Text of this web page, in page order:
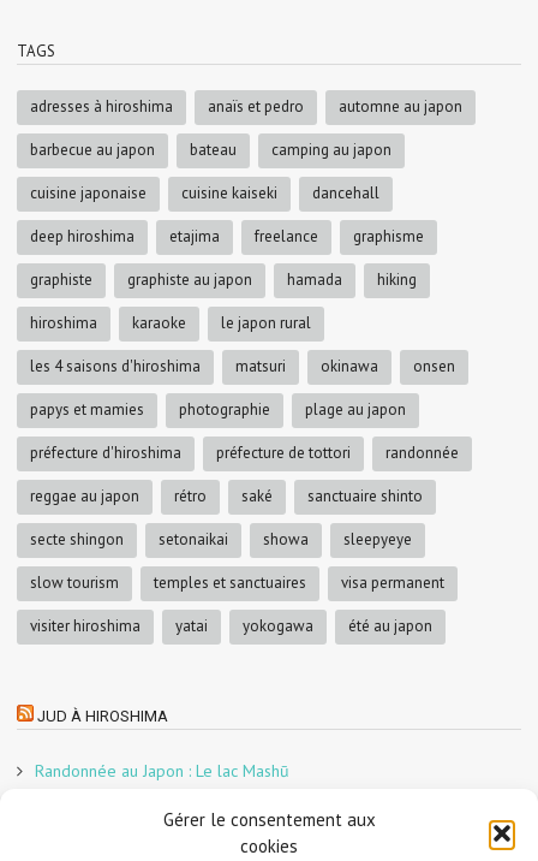
Gérer le consentement aux
cookies
TAGS
adresses à hiroshima anaïs et pedro automne au japon
barbecue au japon bateau camping au japon
cuisine japonaise cuisine kaiseki dancehall
deep hiroshima etajima freelance graphisme
graphiste graphiste au japon hamada hiking
hiroshima karaoke le japon rural
les 4 saisons d'hiroshima matsuri okinawa onsen
papys et mamies photographie plage au japon
préfecture d'hiroshima préfecture de tottori randonnée
reggae au japon rétro saké sanctuaire shinto
secte shingon setonaikai showa sleepyeye
slow tourism temples et sanctuaires visa permanent
visiter hiroshima yatai yokogawa été au japon
JUD À HIROSHIMA
Randonnée au Japon : Le lac Mashū
En direct sur Adobe France !